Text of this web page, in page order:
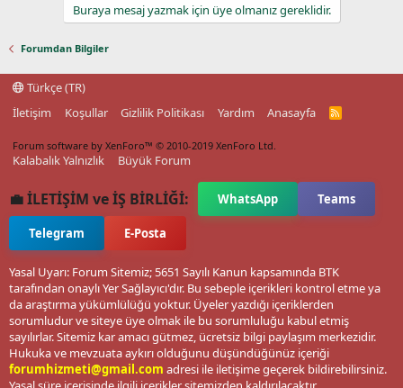
Buraya mesaj yazmak için üye olmanız gereklidir.
Forumdan Bilgiler
Türkçe (TR)
İletişim
Koşullar Gizlilik Politikası Yardım Anasayfa
R
Forum software by XenForo™ © 2010-2019 XenForo Ltd.
Kalabalık Yalnızlık Büyük Forum
💼 İLETİŞİM ve İŞ BİRLİĞİ: WhatsApp Teams
Telegram E-Posta
Yasal Uyarı: Forum Sitemiz; 5651 Sayılı Kanun kapsamında BTK
tarafından onaylı Yer Sağlayıcı'dır. Bu sebeple içerikleri kontrol etme ya
da araştırma yükümlülüğü yoktur. Üyeler yazdığı içeriklerden
sorumludur ve siteye üye olmak ile bu sorumluluğu kabul etmiş
sayılırlar. Sitemiz kar amacı gütmez, ücretsiz bilgi paylaşım merkezidir.
Hukuka ve mevzuata aykırı olduğunu düşündüğünüz içeriği
forumhizmeti@gmail.com adresi ile iletişime geçerek bildirebilirsiniz.